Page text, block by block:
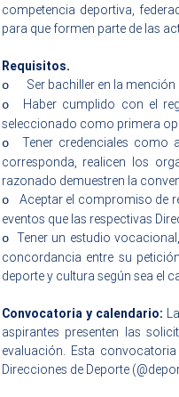
competencia deportiva,
para que formen parte de las
Requisitos.
o Ser bachiller en la
o
Haber cumplido con el
seleccionado como primera
o
Tener credenciales como
corresponda, realicen los
razonado demuestren la
o
Aceptar el compromiso de
eventos que las respectivas
o Tener un estudio
concordancia entre su
deporte y cultura según sea el
Convocatoria y calendario:
aspirantes presenten las
evaluación. Esta
Direcciones de Deporte (